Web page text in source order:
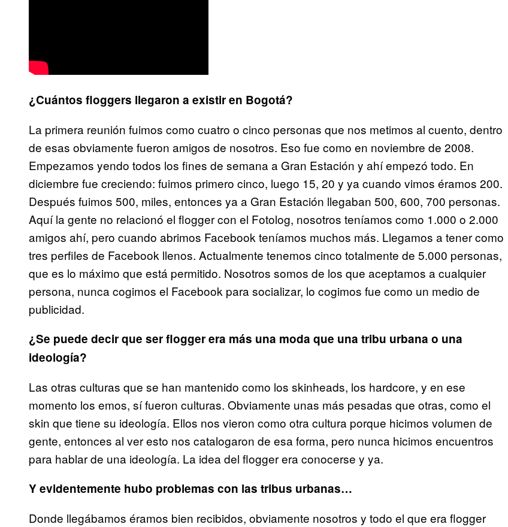
¿Cuántos floggers llegaron a existir en Bogotá?
La primera reunión fuimos como cuatro o cinco personas que nos metimos al cuento, dentro
de esas obviamente fueron amigos de nosotros. Eso fue como en noviembre de 2008.
Empezamos yendo todos los fines de semana a Gran Estación y ahí empezó todo. En
diciembre fue creciendo: fuimos primero cinco, luego 15, 20 y ya cuando vimos éramos 200.
Después fuimos 500, miles, entonces ya a Gran Estación llegaban 500, 600, 700 personas.
Aquí la gente no relacionó el flogger con el Fotolog, nosotros teníamos como 1.000 o 2.000
amigos ahí, pero cuando abrimos Facebook teníamos muchos más. Llegamos a tener como
tres perfiles de Facebook llenos. Actualmente tenemos cinco totalmente de 5.000 personas,
que es lo máximo que está permitido. Nosotros somos de los que aceptamos a cualquier
persona, nunca cogimos el Facebook para socializar, lo cogimos fue como un medio de
publicidad.
¿Se puede decir que ser flogger era más una moda que una tribu urbana o una
ideología?
Las otras culturas que se han mantenido como los skinheads, los hardcore, y en ese
momento los emos, sí fueron culturas. Obviamente unas más pesadas que otras, como el
skin que tiene su ideología. Ellos nos vieron como otra cultura porque hicimos volumen de
gente, entonces al ver esto nos catalogaron de esa forma, pero nunca hicimos encuentros
para hablar de una ideología. La idea del flogger era conocerse y ya.
Y evidentemente hubo problemas con las tribus urbanas…
Donde llegábamos éramos bien recibidos, obviamente nosotros y todo el que era flogger